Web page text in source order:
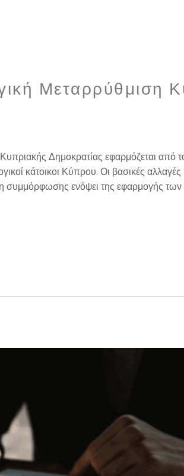
Μεταρρύθμιση
Δημοκρατίας εφαρμόζεται από
κάτοικοι Κύπρου. Οι βασικές
συμμόρφωσης ενόψει της εφαρμογής των